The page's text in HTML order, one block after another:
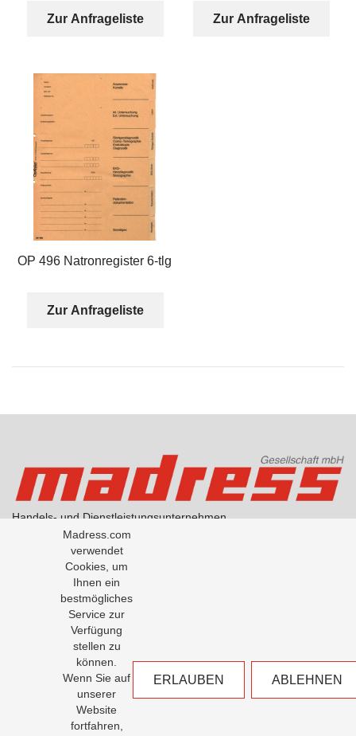
Zur Anfrageliste Zur Anfrageliste
OP 496 Natronregister 6-tlg
Zur Anfrageliste
Handels- und Dienstleistungsunternehmen
AGB Handel
AGB Übersetzungen
Datenschutzerklärung
Über Madress
Office: +43-1-5334791-0
Fax: +43-1-5334791-50
Madress GesmbH
Milchgasse 1 / Tuchlauben 8
office@madress.com
Madress.com
verwendet
Cookies, um
Ihnen ein
bestmögliches
Service zur
Verfügung
stellen zu
können.
Wenn Sie auf
unserer
Website
fortfahren,
ERLAUBEN ABLEHNEN